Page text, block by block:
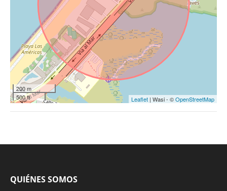
200 m
500 ft
Leaflet | Wasi - ©OpenStreetMap
QUIÉNES SOMOS